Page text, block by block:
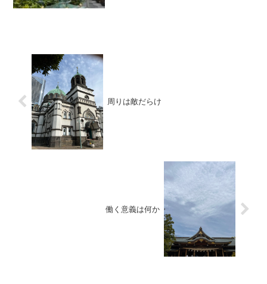
周りは敵だらけ
働く意義は何か